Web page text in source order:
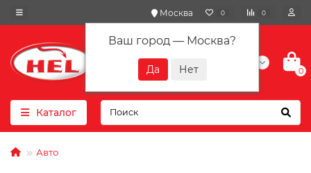
Москва
Ваш город — Москва?
0 0
+7(901) 417-10-01
0
Каталог
Авто